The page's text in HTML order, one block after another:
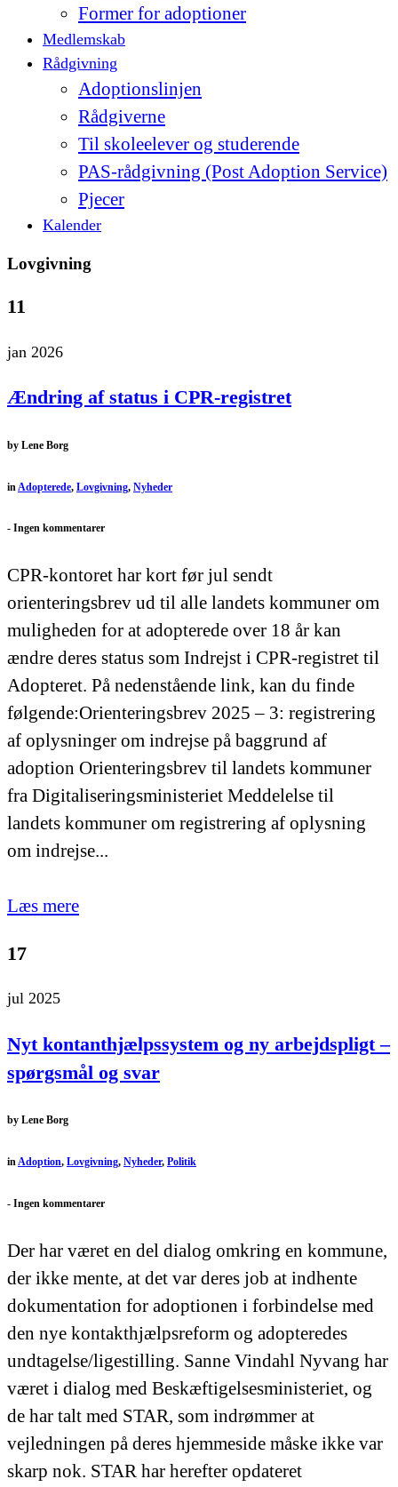
Former for adoptioner
Medlemskab
Rådgivning
Adoptionslinjen
Rådgiverne
Til skoleelever og studerende
PAS-rådgivning (Post Adoption Service)
Pjecer
Kalender
Lovgivning
11
jan 2026
Ændring af status i CPR-registret
by Lene Borg
in Adopterede, Lovgivning, Nyheder
- Ingen kommentarer
CPR-kontoret har kort før jul sendt
orienteringsbrev ud til alle landets kommuner om
muligheden for at adopterede over 18 år kan
ændre deres status som Indrejst i CPR-registret til
Adopteret. På nedenstående link, kan du finde
følgende:Orienteringsbrev 2025 – 3: registrering
af oplysninger om indrejse på baggrund af
adoption Orienteringsbrev til landets kommuner
fra Digitaliseringsministeriet Meddelelse til
landets kommuner om registrering af oplysning
om indrejse...
Læs mere
17
jul 2025
Nyt kontanthjælpssystem og ny arbejdspligt –
spørgsmål og svar
by Lene Borg
inAdoption, Lovgivning, Nyheder, Politik
- Ingen kommentarer
Der har været en del dialog omkring en kommune,
der ikke mente, at det var deres job at indhente
dokumentation for adoptionen i forbindelse med
den nye kontakthjælpsreform og adopteredes
undtagelse/ligestilling. Sanne Vindahl Nyvang har
været i dialog med Beskæftigelsesministeriet, og
de har talt med STAR, som indrømmer at
vejledningen på deres hjemmeside måske ikke var
skarp nok. STAR har herefter opdateret